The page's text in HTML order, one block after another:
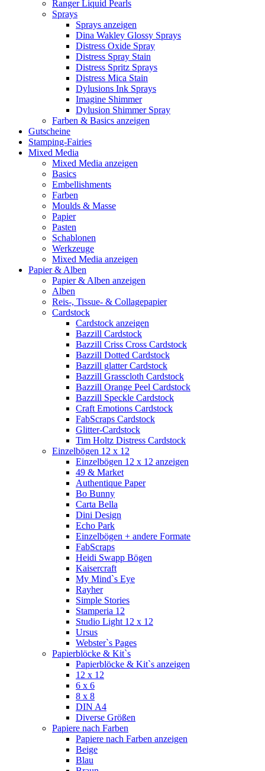
Ranger Liquid Pearls
Sprays
Sprays anzeigen
Dina Wakley Glossy Sprays
Distress Oxide Spray
Distress Spray Stain
Distress Spritz Sprays
Distress Mica Stain
Dylusions Ink Sprays
Imagine Shimmer
Dylusion Shimmer Spray
Farben & Basics anzeigen
Gutscheine
Stamping-Fairies
Mixed Media
Mixed Media anzeigen
Basics
Embellishments
Farben
Moulds & Masse
Papier
Pasten
Schablonen
Werkzeuge
Mixed Media anzeigen
Papier & Alben
Papier & Alben anzeigen
Alben
Reis-, Tissue- & Collagepapier
Cardstock
Cardstock anzeigen
Bazzill Cardstock
Bazzill Criss Cross Cardstock
Bazzill Dotted Cardstock
Bazzill glatter Cardstock
Bazzill Grasscloth Cardstock
Bazzill Orange Peel Cardstock
Bazzill Speckle Cardstock
Craft Emotions Cardstock
FabScraps Cardstock
Glitter-Cardstock
Tim Holtz Distress Cardstock
Einzelbögen 12 x 12
Einzelbögen 12 x 12 anzeigen
49 & Market
Authentique Paper
Bo Bunny
Carta Bella
Dini Design
Echo Park
Einzelbögen + andere Formate
FabScraps
Heidi Swapp Bögen
Kaisercraft
My Mind`s Eye
Rayher
Simple Stories
Stamperia 12
Studio Light 12 x 12
Ursus
Webster`s Pages
Papierblöcke & Kit`s
Papierblöcke & Kit`s anzeigen
12 x 12
6 x 6
8 x 8
DIN A4
Diverse Größen
Papiere nach Farben
Papiere nach Farben anzeigen
Beige
Blau